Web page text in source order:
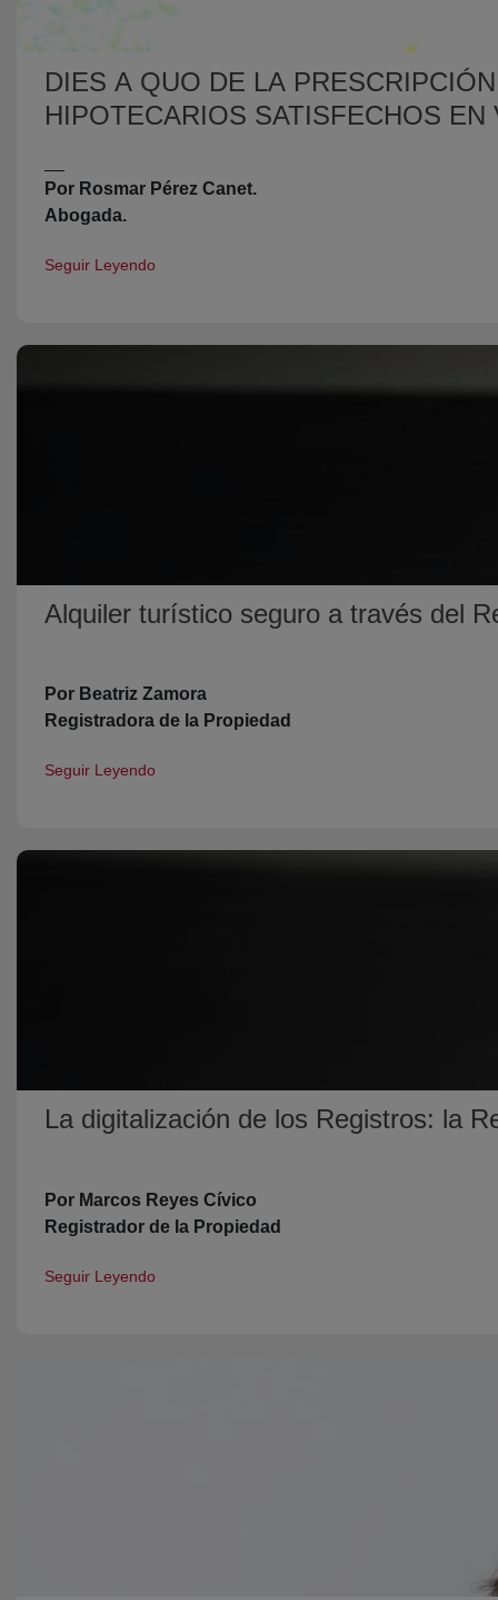
DIES A QUO DE LA
HIPOTECARIOS SATISFECHOS
Por Rosmar Pérez Canet.
Abogada.
Seguir Leyendo
Alquiler turístico seguro a través del
Por Beatriz Zamora
Registradora de la Propiedad
Seguir Leyendo
La digitalización de los Registros: la
Por Marcos Reyes Cívico
Registrador de la Propiedad
Seguir Leyendo